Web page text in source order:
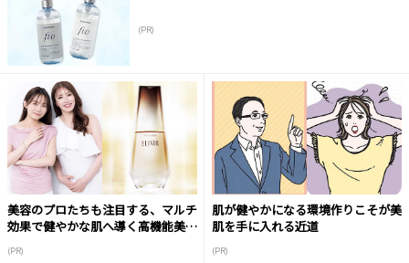
(PR)
美容のプロたちも注目する、マルチ
効果で健やかな肌へ導く高機能美容
(PR)
肌が健やかになる環境作りこそが美
肌を手に入れる近道
(PR)